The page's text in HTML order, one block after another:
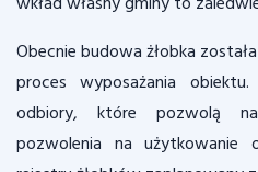
Obecnie budowa żłobka
proces wyposażania
odbiory, które pozwolą
pozwolenia na